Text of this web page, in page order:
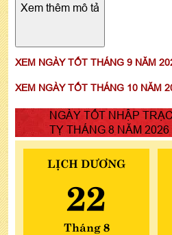
Xem thêm mô tả
XEM NGÀY TỐT THÁNG 9 NĂM
XEM NGÀY TỐT THÁNG 10 NĂM
NGÀY TỐT NHẬP
TỴ THÁNG 8 NĂM 2026
LỊCH DƯƠNG
22
Tháng 8